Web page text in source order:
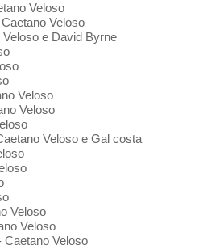
Veloso
Veloso
e David Byrne
Veloso
Veloso
Veloso e Gal costa
Veloso
Veloso
Caetano Veloso